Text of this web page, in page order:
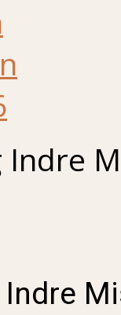
Indre